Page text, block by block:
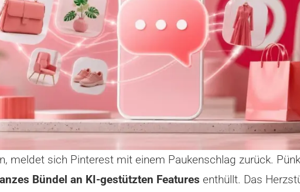
meldet sich Pinterest mit einem Paukenschlag zurück.
Bündel an KI-gestützten Features enthüllt. Das